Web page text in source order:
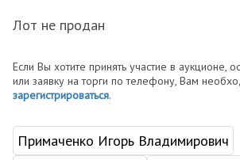
Лот не продан
Если Вы хотите принять участие в аукционе,
или заявку на торги по телефону, Вам
зарегистрироваться.
Примаченко Игорь Владимирович